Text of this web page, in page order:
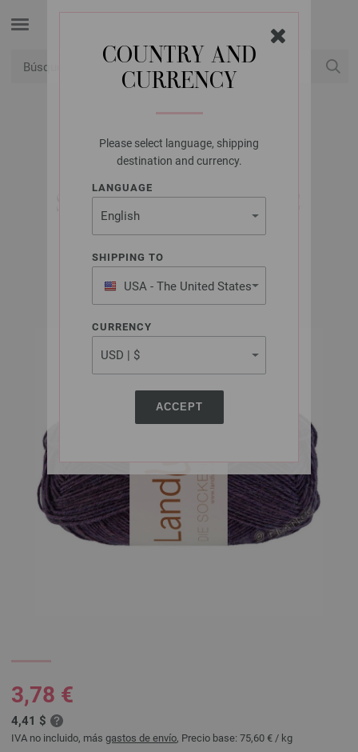
COUNTRY AND
CURRENCY
Please select language, shipping
destination and currency.
LANGUAGE
SHIPPING TO
USA - The United States
of America
CURRENCY
ACCEPT
LANA GROSSA
LANDLUST DIE
SOCKENWOLLE 50G
MÉLANGE
3,78 €
4,41 $
IVA no incluido, más gastos de envío, Precio base: 75,60 € / kg